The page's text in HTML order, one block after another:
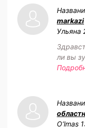
markazi
Ульяна
ли вы
O‘lmas